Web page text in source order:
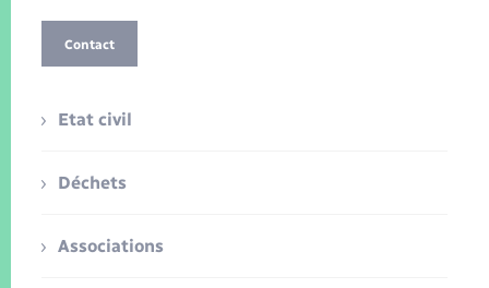
Contact
Etat civil
Déchets
Associations